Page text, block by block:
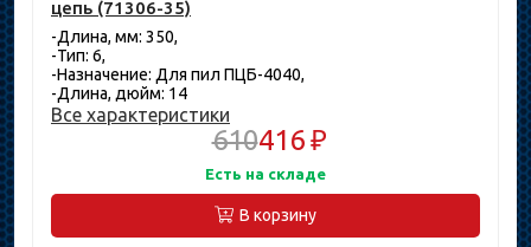
цепь (71306-35)
-Длина, мм: 350,
-Тип: 6,
-Назначение: Для пил ПЦБ-4040,
-Длина, дюйм: 14
Все характеристики
610416 ₽
Есть на складе
В корзину